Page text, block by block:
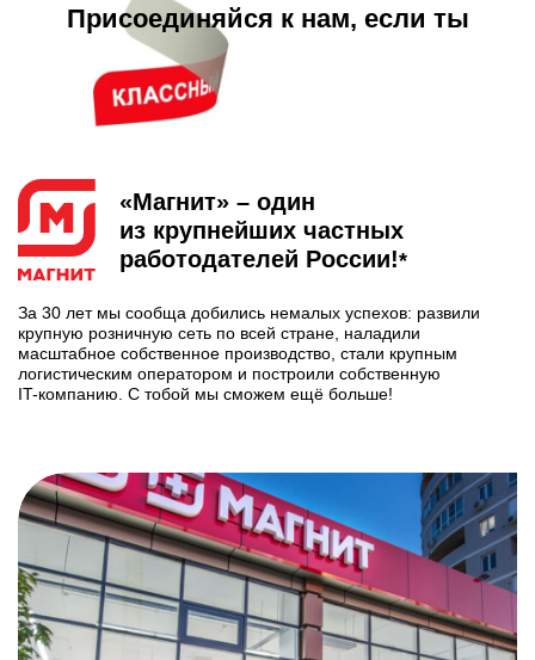
«Магнит» – один
из крупнейших частных
работодателей России!*
За 30 лет мы сообща добились немалых успехов: развили
крупную розничную сеть по всей стране, наладили
масштабное собственное производство, стали крупным
логистическим оператором и построили собственную
IT-компанию . С тобой мы сможем ещё больше!
Присоединяйся к нам, если ты